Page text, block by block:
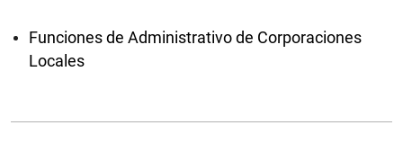
Funciones de Administrativo de Corporaciones
Locales